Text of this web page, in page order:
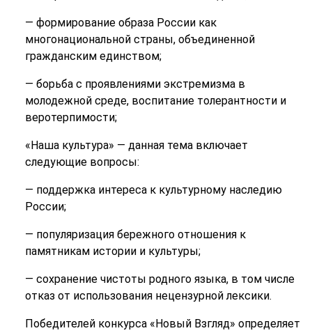
— формирование образа России как
многонациональной страны, объединенной
гражданским единством;
— борьба с проявлениями экстремизма в
молодежной среде, воспитание толерантности и
веротерпимости;
«Наша культура» — данная тема включает
следующие вопросы:
— поддержка интереса к культурному наследию
России;
— популяризация бережного отношения к
памятникам истории и культуры;
— сохранение чистоты родного языка, в том числе
отказ от использования нецензурной лексики.
Победителей конкурса «Новый Взгляд» определяет